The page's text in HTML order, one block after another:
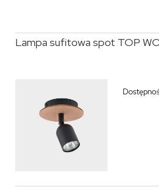
Lampa sufitowa spot TOP